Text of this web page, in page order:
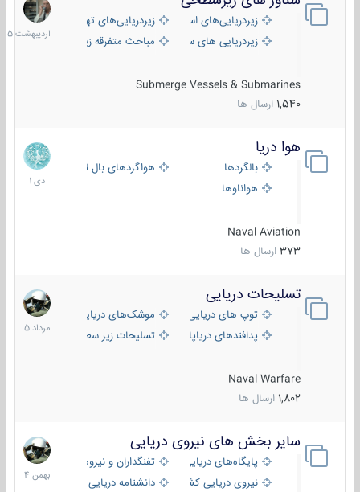
زیردریایی‌های استراتژیکزیردریایی‌های تهاجمی
زیردریایی های سبک
مباحث متفرقه زیرسطحی
Submerge Vessels & Submarines
1,540 ارسال ها
1405
هوا دریا
بالگردها
هواگردهای بال ثابت
هواناوها
Naval Aviation
373 ارسال ها
12
دی
1401
تسلیحات دریایی
توپ های دریایی
موشک‌های دریایی
پدافندهای دریاپایه
تسلیحات زیر سطحی
Naval Warfare
1,802 ارسال ها
2
مرداد
1405
سایر بخش های نیروی دریایی
پایگاه‌های دریایی
تفنگداران و نیروهای ویژه‌ی دریایی
نیروی دریایی کشورهای مختلفدانشنامه دریایی
22
بهمن
1404